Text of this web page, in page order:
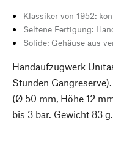
Klassiker von 1952:
Seltene Fertigung:
Solide: Gehäuse aus
Handaufzugwerk
Stunden
(Ø 50 mm, Höhe 12
bis 3 bar. Gewicht 83